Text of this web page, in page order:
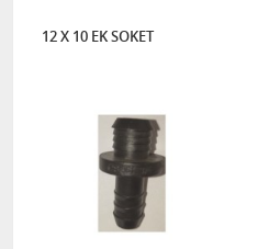
12 X 10 EK SOKET